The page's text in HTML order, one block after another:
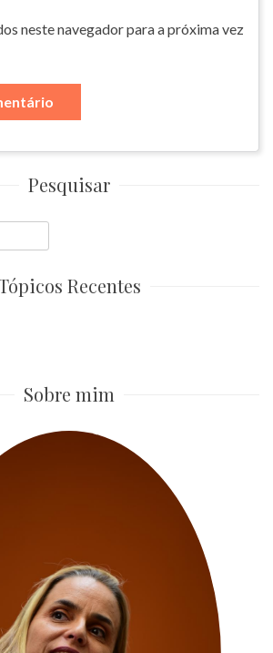
neste navegador para a próxima vez
Pesquisar
Recentes
Sobre mim